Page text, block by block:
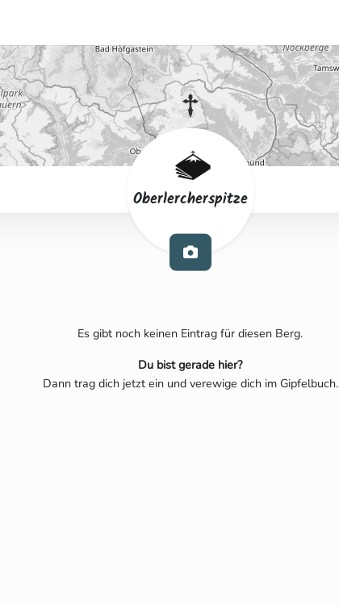
Oberlercherspitze
Es gibt noch keinen Eintrag für diesen Berg.
Du bist gerade hier?
Dann trag dich jetzt ein und verewige dich im Gipfelbuch.